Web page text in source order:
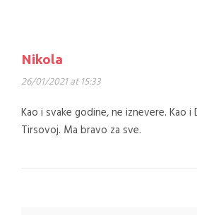
Nikola
26/01/2021 at 15:33
Kao i svake godine, ne iznevere. Kao
Tirsovoj. Ma bravo za sve.